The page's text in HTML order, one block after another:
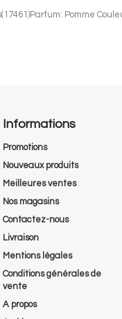
Pomme
Informations
Promotions
Nouveaux produits
Meilleures ventes
Nos magasins
Contactez-nous
Livraison
Mentions légales
Conditions générales de
vente
A propos